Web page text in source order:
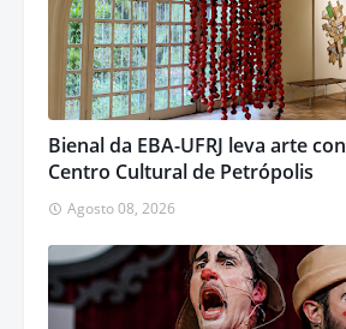
Bienal da EBA-UFRJ leva arte
Centro Cultural de Petrópolis
Agosto 08, 2026